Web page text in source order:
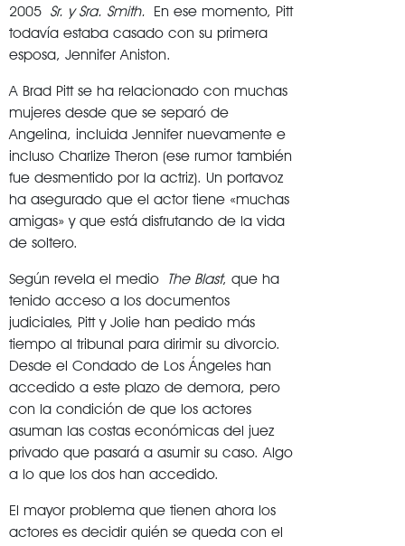
2005 Sr. y Sra. Smith. En ese momento, Pitt
todavía estaba casado con su primera
esposa, Jennifer Aniston.
A Brad Pitt se ha relacionado con muchas
mujeres desde que se separó de
Angelina, incluida Jennifer nuevamente e
incluso Charlize Theron (ese rumor también
fue desmentido por la actriz). Un portavoz
ha asegurado que el actor tiene «muchas
amigas» y que está disfrutando de la vida
de soltero.
Según revela el medio The Blast, que ha
tenido acceso a los documentos
judiciales, Pitt y Jolie han pedido más
tiempo al tribunal para dirimir su divorcio.
Desde el Condado de Los Ángeles han
accedido a este plazo de demora, pero
con la condición de que los actores
asuman las costas económicas del juez
privado que pasará a asumir su caso. Algo
a lo que los dos han accedido.
El mayor problema que tienen ahora los
actores es decidir quién se queda con el